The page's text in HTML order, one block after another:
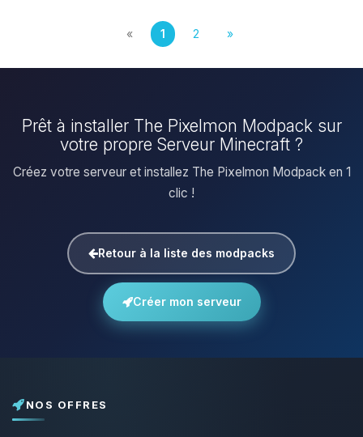
« 1 2 »
Prêt à installer The Pixelmon Modpack sur
votre propre Serveur Minecraft ?
Créez votre serveur et installez The Pixelmon Modpack en 1
clic !
Retour à la liste des modpacks
Créer mon serveur
NOS OFFRES